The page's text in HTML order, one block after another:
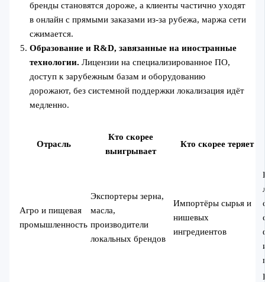
бренды становятся дороже, а клиенты частично уходят
в онлайн с прямыми заказами из-за рубежа, маржа сети
сжимается.
Образование и R&D, завязанные на иностранные
технологии. Лицензии на специализированное ПО,
доступ к зарубежным базам и оборудованию
дорожают, без системной поддержки локализация идёт
медленно.
Отрасль
Кто скорее
выигрывает
Кто скорее теряет
Агро и пищевая
промышленность
Экспортеры зерна,
масла,
производители
локальных брендов
Импортёры сырья и
нишевых
ингредиентов